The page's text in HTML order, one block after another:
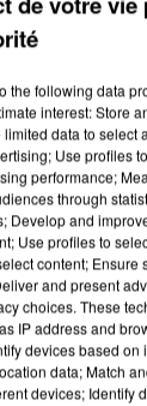
DZ Mafia
avait
the following data
interest: Store
data to select
Use profiles
performance;
through
Develop and
Use profiles to
content; Ensure
and present
choices. These
IP address and
devices based on
data; Match
devices; Identify